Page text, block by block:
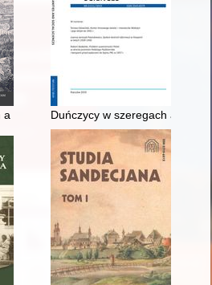
adaptacją : stosunek społeczności
Duńczycy w szeregach armii